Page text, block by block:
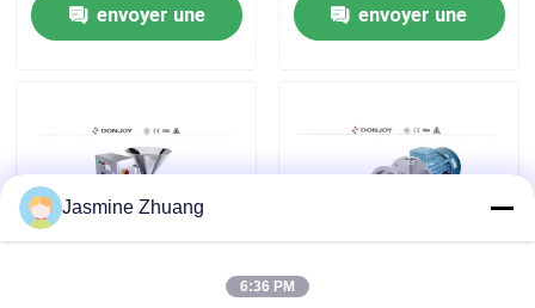
envoyer une envoyer une
Jasmine Zhuang
6:36 PM